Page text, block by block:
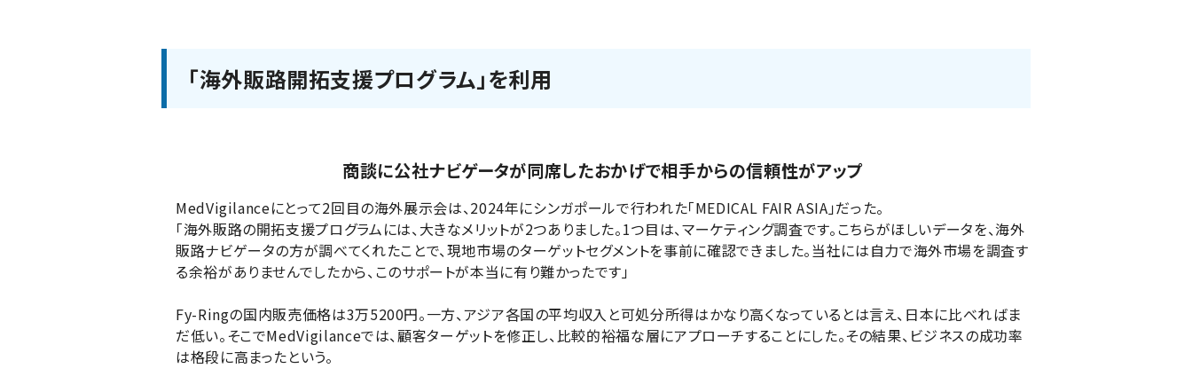
「海外販路開拓支援プログラム」を利用
商談に公社ナビゲータが同席したおかげで相手からの信頼性がアップ
MedVigilanceにとって2回目の海外展示会は、2024年にシンガポールで行われた「MEDICAL FAIR ASIA」だった。
「海外販路の開拓支援プログラムには、大きなメリットが2つありました。1つ目は、マーケティング調査です。こちらがほしいデータを、海外
販路ナビゲータの方が調べてくれたことで、現地市場のターゲットセグメントを事前に確認できました。当社には自力で海外市場を調査す
る余裕がありませんでしたから、このサポートが本当に有り難かったです」
Fy-Ringの国内販売価格は3万5200円。一方、アジア各国の平均収入と可処分所得はかなり高くなっているとは言え、日本に比べればま
だ低い。そこでMedVigilanceでは、顧客ターゲットを修正し、比較的裕福な層にアプローチすることにした。その結果、ビジネスの成功率
は格段に高まったという。